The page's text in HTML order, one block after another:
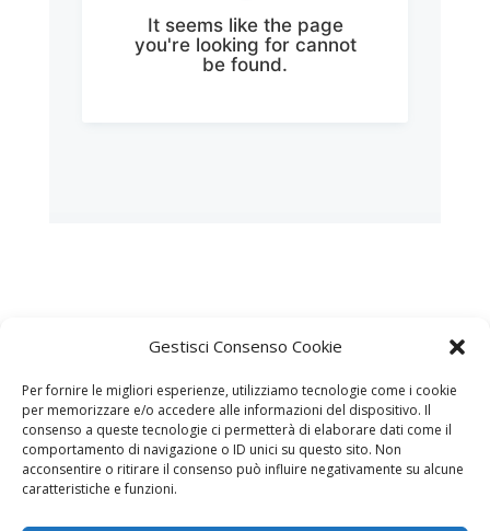
Gestisci Consenso Cookie
Per fornire le migliori esperienze, utilizziamo tecnologie come i cookie
per memorizzare e/o accedere alle informazioni del dispositivo. Il
consenso a queste tecnologie ci permetterà di elaborare dati come il
comportamento di navigazione o ID unici su questo sito. Non
acconsentire o ritirare il consenso può influire negativamente su alcune
caratteristiche e funzioni.
OTR
Osservatorio Turistico Regionale
DGR n. 502 e n.1111/2021